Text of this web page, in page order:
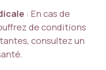
: En cas de
de conditions
consultez un